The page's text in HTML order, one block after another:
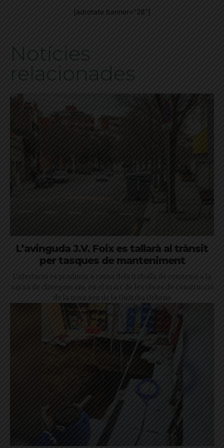
[adrotate banner="28"]
Notícies
relacionades
L’avinguda J.V. Foix es tallarà al trànsit
per tasques de manteniment
L'afectació es produeix a causa dels treballs de connexió a la
xarxa de clavegueram, en el marc de les obres de construcció
de la nova seu de la Guàrdia Urbana